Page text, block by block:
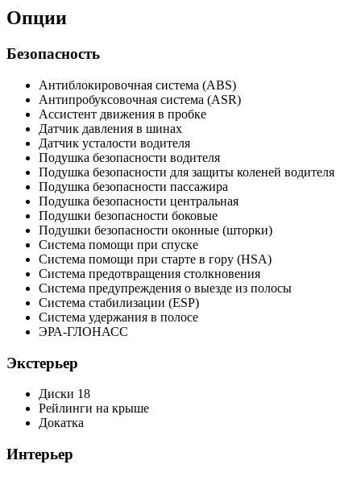
Опции
Безопасность
Антиблокировочная система (ABS)
Антипробуксовочная система (ASR)
Ассистент движения в пробке
Датчик давления в шинах
Датчик усталости водителя
Подушка безопасности водителя
Подушка безопасности для защиты коленей водителя
Подушка безопасности пассажира
Подушка безопасности центральная
Подушки безопасности боковые
Подушки безопасности оконные (шторки)
Система помощи при спуске
Система помощи при старте в гору (HSA)
Система предотвращения столкновения
Система предупреждения о выезде из полосы
Система стабилизации (ESP)
Система удержания в полосе
ЭРА-ГЛОНАСС
Экстерьер
Диски 18
Рейлинги на крыше
Докатка
Интерьер